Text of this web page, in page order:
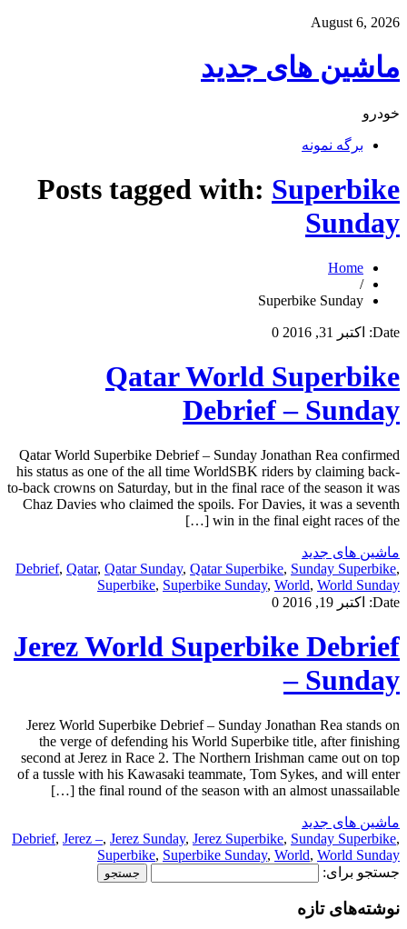
August 6, 2026
ماشین های جدید
خودرو
برگه نمونه
Posts tagged with: Superbike
Sunday
Home
/
Superbike Sunday
Date: اکتبر 31, 2016 0
Qatar World Superbike
Debrief – Sunday
Qatar World Superbike Debrief – Sunday Jonathan Rea confirmed
his status as one of the all time WorldSBK riders by claiming back-
to-back crowns on Saturday, but in the final race of the season it was
Chaz Davies who claimed the spoils. For Davies, it was a seventh
win in the final eight races of the […]
ماشین های جدید
Debrief, Qatar, Qatar Sunday, Qatar Superbike, Sunday Superbike,
Superbike, Superbike Sunday, World, World Sunday
Date:
اکتبر 19, 2016 0
Jerez World Superbike Debrief
– Sunday
Jerez World Superbike Debrief – Sunday Jonathan Rea stands on
the verge of defending his World Superbike title, after finishing
second at Jerez in Race 2. The Northern Irishman came out on top
of a tussle with his Kawasaki teammate, Tom Sykes, and will enter
the final round of the season with an almost unassailable […]
ماشین های جدید
Debrief, Jerez –, Jerez Sunday, Jerez Superbike, Sunday Superbike,
Superbike, Superbike Sunday, World, World Sunday
جستجو برای:
نوشته‌های تازه